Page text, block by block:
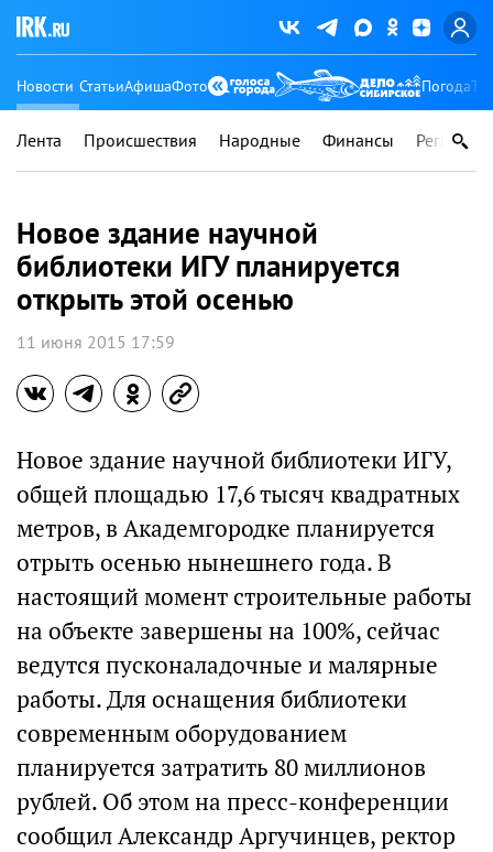
Новости СтатьиАфишаФото Погода
Лента Происшествия Народные Финансы Регионы
Новое здание научной
библиотеки ИГУ планируется
открыть этой осенью
11 июня 2015 17:59
Новое здание научной библиотеки ИГУ,
общей площадью 17,6 тысяч квадратных
метров, в Академгородке планируется
отрыть осенью нынешнего года. В
настоящий момент строительные работы
на объекте завершены на 100%, сейчас
ведутся пусконаладочные и малярные
работы. Для оснащения библиотеки
современным оборудованием
планируется затратить 80 миллионов
рублей. Об этом на пресс-конференции
сообщил Александр Аргучинцев, ректор